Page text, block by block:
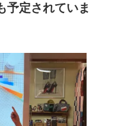
予定されていま